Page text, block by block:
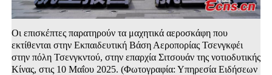
Οι επισκέπτες παρατηρούν τα μαχητικά αεροσκάφη που
εκτίθενται στην Εκπαιδευτική Βάση Αεροπορίας Τσενγκφέι
στην πόλη Τσενγκντού, στην επαρχία Σιτσουάν της νοτιοδυτικής
Κίνας, στις 10 Μαΐου 2025. (Φωτογραφία: Υπηρεσία Ειδήσεων